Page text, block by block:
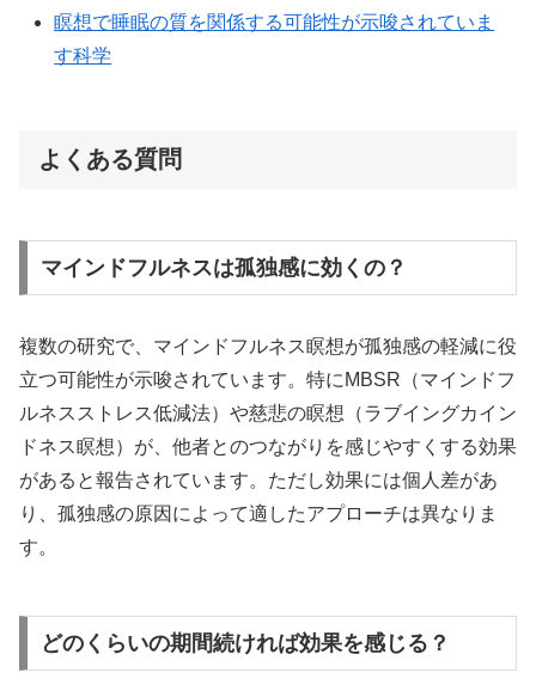
瞑想で睡眠の質を関係する可能性が示唆されていま
す科学
よくある質問
マインドフルネスは孤独感に効くの？
複数の研究で、マインドフルネス瞑想が孤独感の軽減に役
立つ可能性が示唆されています。特にMBSR（マインドフ
ルネスストレス低減法）や慈悲の瞑想（ラブイングカイン
ドネス瞑想）が、他者とのつながりを感じやすくする効果
があると報告されています。ただし効果には個人差があ
り、孤独感の原因によって適したアプローチは異なりま
す。
どのくらいの期間続ければ効果を感じる？